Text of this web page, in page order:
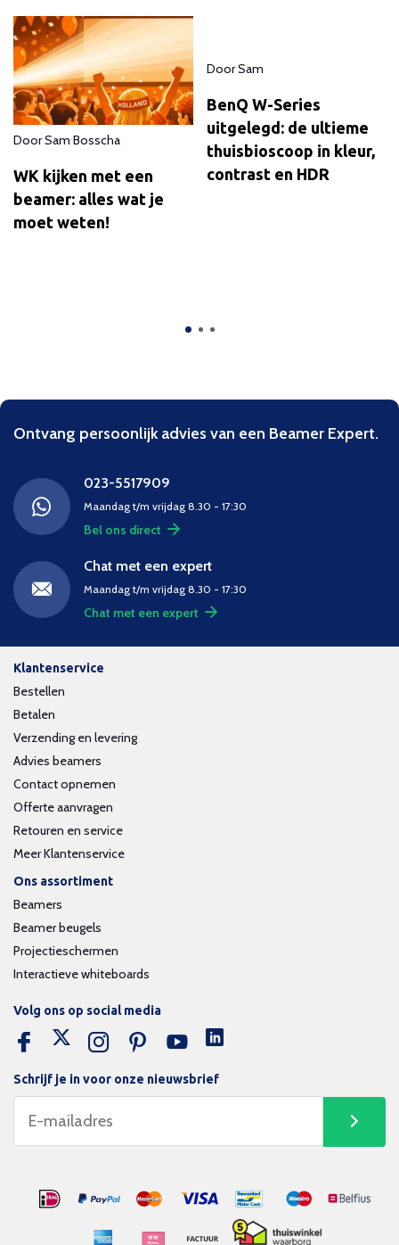
DoorSam Bosscha
WK kijken met een
beamer: alles wat je
moet weten!
DoorSam
BenQ W-Series
uitgelegd: de ultieme
thuisbioscoop in kleur,
contrast en HDR
Ontvang persoonlijk advies van een Beamer Expert.
023-5517909
Maandag t/m vrijdag 8.30 - 17:30
Bel ons direct
Chat met een expert
Maandag t/m vrijdag 8.30 - 17:30
Chat met een expert
Klantenservice
Bestellen
Betalen
Verzending en levering
Advies beamers
Contact opnemen
Offerte aanvragen
Retouren en service
Meer Klantenservice
Ons assortiment
Beamers
Beamer beugels
Projectieschermen
Interactieve whiteboards
Schrijf je in voor onze nieuwsbrief
Volg ons op social media